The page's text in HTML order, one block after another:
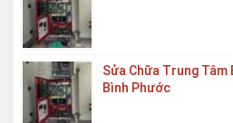
Sửa Chữa Trung Tâm
Bình Phước